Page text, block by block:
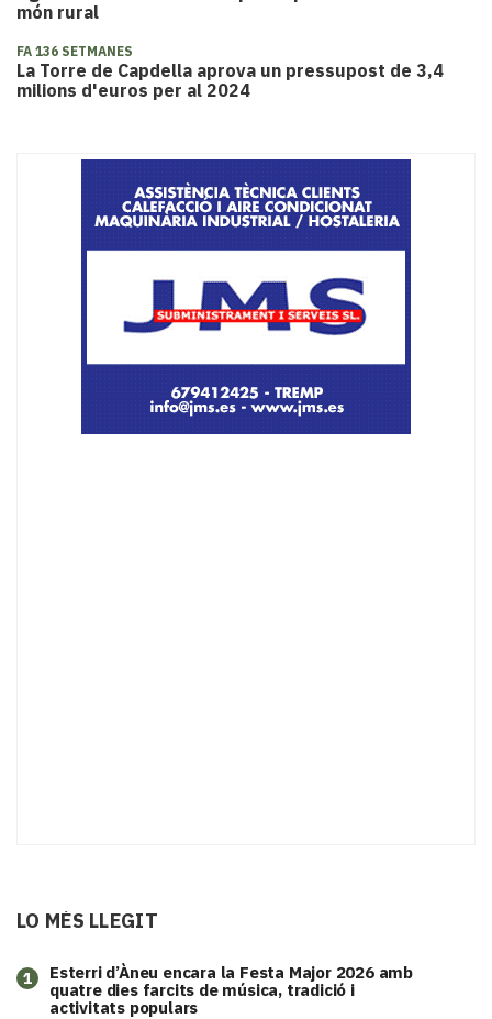
món rural
FA 136 SETMANES
La Torre de Capdella aprova un pressupost de 3,4
milions d'euros per al 2024
LO MÉS LLEGIT
1
Esterri d’Àneu encara la Festa Major 2026 amb
quatre dies farcits de música, tradició i
activitats populars